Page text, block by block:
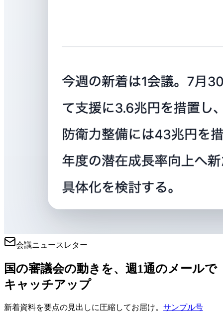
会議ニュースレター
国の審議会の動きを、週1通のメールで
キャッチアップ
新着資料を要点の見出しに圧縮してお届け。 サンプル号